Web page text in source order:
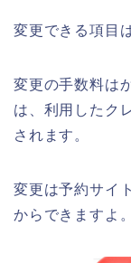
変更できる項目
変更の手数料は
は、利用したク
されます。
変更は予約サイ
からできますよ。